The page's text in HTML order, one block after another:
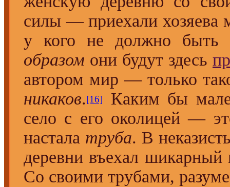
силы — приехали хозяева
у кого не должно
образом они будут здесь
автором мир — только
никаков.[16]
Каким бы
село с его околицей —
настала труба. В
деревни въехал
Со своими трубами,